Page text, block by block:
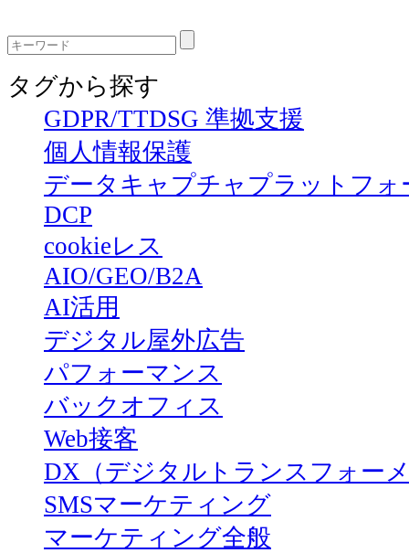
タグから探す
GDPR/TTDSG 準拠支援
個人情報保護
データキャプチャプラットフォ
DCP
cookieレス
AIO/GEO/B2A
AI活用
デジタル屋外広告
パフォーマンス
バックオフィス
Web接客
DX（デジタルトランスフォー
SMSマーケティング
マーケティング全般